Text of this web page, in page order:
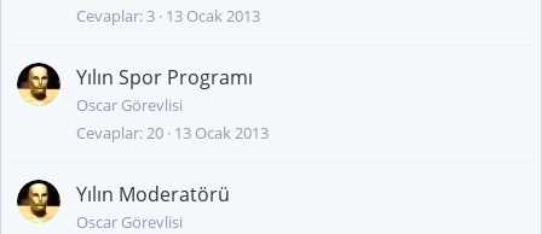
Cevaplar 3 13 Ocak 2013
Yılın Spor Programı
Oscar Görevlisi
Cevaplar 20 13 Ocak 2013
Yılın Moderatörü
Oscar Görevlisi